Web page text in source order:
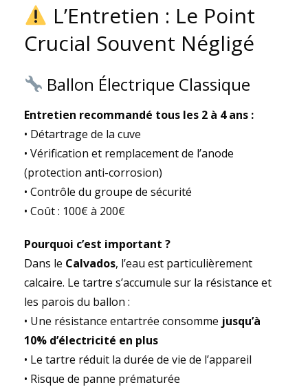
L’Entretien : Le Point
Crucial Souvent Négligé
Ballon Électrique Classique
Entretien recommandé tous les 2 à 4 ans :
• Détartrage de la cuve
• Vérification et remplacement de l’anode
(protection anti-corrosion)
• Contrôle du groupe de sécurité
• Coût : 100€ à 200€
Pourquoi c’est important ?
Dans le Calvados, l’eau est particulièrement
calcaire. Le tartre s’accumule sur la résistance et
les parois du ballon :
• Une résistance entartrée consomme jusqu’à
10% d’électricité en plus
• Le tartre réduit la durée de vie de l’appareil
• Risque de panne prématurée